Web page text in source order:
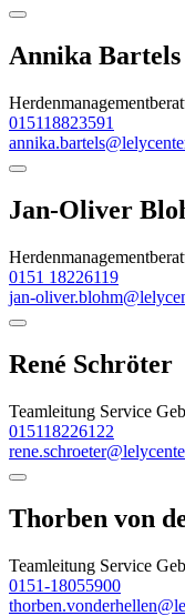
Annika Bartels
015118823591
Jan-Oliver
0151 18226119
jan-
René Schröter
Teamleitung Service
015118226122
Thorben von
Teamleitung Service
0151-18055900